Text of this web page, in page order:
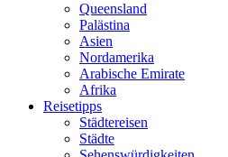
Queensland
Palästina
Asien
Nordamerika
Arabische Emirate
Afrika
Reisetipps
Städtereisen
Städte